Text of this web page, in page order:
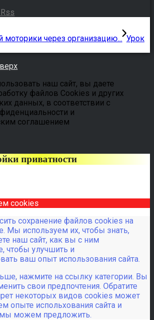
моторики через организацию... Урок
наш сайт, вы даете
файлов Cookies и других
данных, в соответствии с
и
соглашением
приватности
cookies
сохранение файлов cookies на
Мы используем их, чтобы знать,
наш сайт, как вы с ним
чтобы улучшить и
ваш опыт использования сайта.
нажмите на ссылку категории. Вы
свои предпочтения. Обратите
некоторых видов cookies может
опыте испольхования сайта и
мы можем предложить.